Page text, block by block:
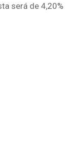
será de 4,20%